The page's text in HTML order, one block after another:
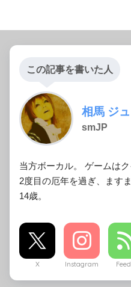
この記事を書いた人
相馬 ジ
smJP
当方ボーカル。 ゲームは
2度目の厄年を過ぎ、ます
14歳。
X Instagram